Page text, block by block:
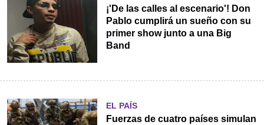
¡'De las calles al escenario'! Don
Pablo cumplirá un sueño con su
primer show junto a una Big
Band
EL PAÍS
Fuerzas de cuatro países simulan